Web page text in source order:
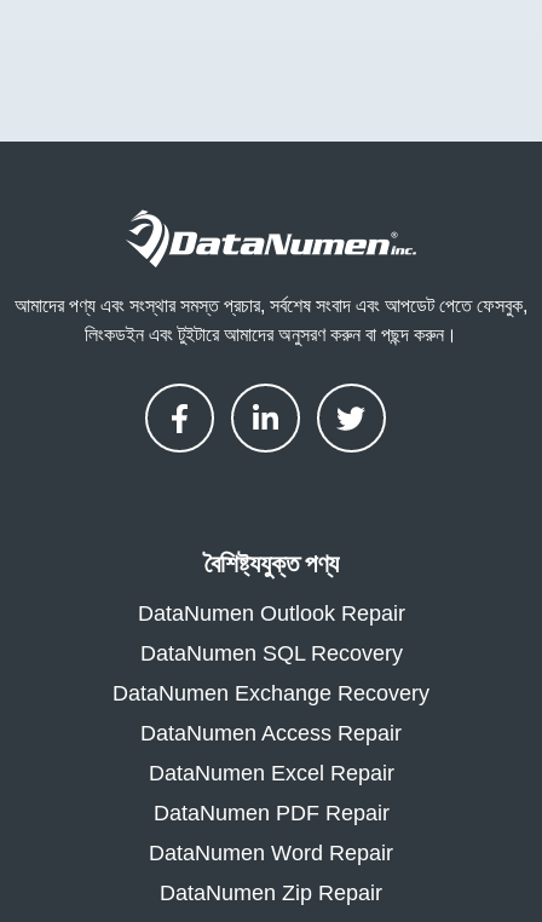
আমাদের পণ্য এবং সংস্থার সমস্ত প্রচার, সর্বশেষ সংবাদ এবং আপডেট পেতে ফেসবুক,
লিংকডইন এবং টুইটারে আমাদের অনুসরণ করুন বা পছন্দ করুন।
বৈশিষ্ট্যযুক্ত পণ্য
DataNumen Outlook Repair
DataNumen SQL Recovery
DataNumen Exchange Recovery
DataNumen Access Repair
DataNumen Excel Repair
DataNumen PDF Repair
DataNumen Word Repair
DataNumen Zip Repair